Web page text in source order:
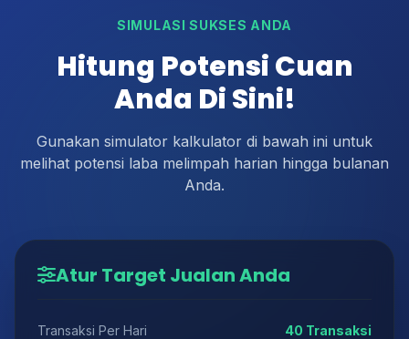
SIMULASI SUKSES ANDA
Hitung Potensi Cuan
Anda Di Sini!
Gunakan simulator kalkulator di bawah ini untuk
melihat potensi laba melimpah harian hingga bulanan
Anda.
Atur Target Jualan Anda
Transaksi Per Hari 40 Transaksi